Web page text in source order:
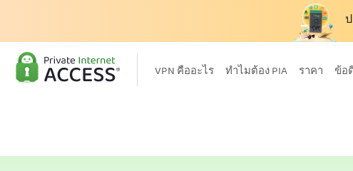
VPN คืออะไร ทำไมต้อง PIA ราคา ข้อ